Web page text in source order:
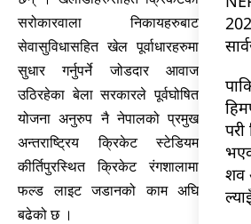
सरोकारवाला निकायहरुबाट
सेवासुविधासहित खेल पूर्वाधारहरुमा
सुधार गर्नुपर्ने जोडदार आवाज
उठिरहेका बेला सरकारले पूर्वघोषित
योजना अनुरुप नै नेपालको प्रमुख
अन्तराष्ट्रिय क्रिकेट स्टेडियम
कीर्तिपुरस्थित क्रिकेट रंगशालामा
फल्ड लाइट जडानको काम अघि
बढेको छ ।
शव